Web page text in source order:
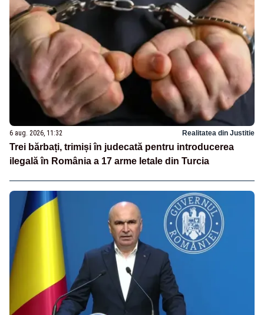
6 aug. 2026, 11:32 Realitatea din Justitie
Trei bărbați, trimiși în judecată pentru introducerea
ilegală în România a 17 arme letale din Turcia